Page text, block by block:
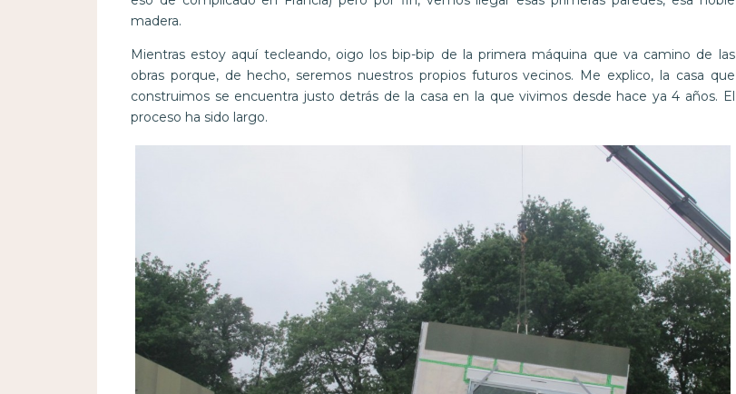
madera.
Mientras estoy aquí tecleando, oigo los bip-bip de la primera máquina que va camino de las
obras porque, de hecho, seremos nuestros propios futuros vecinos. Me explico, la casa que
construimos se encuentra justo detrás de la casa en la que vivimos desde hace ya 4 años. El
proceso ha sido largo.